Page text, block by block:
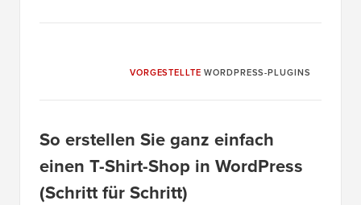
VORGESTELLTE WORDPRESS-PLUGINS
So erstellen Sie ganz einfach
einen T-Shirt-Shop in WordPress
(Schritt für Schritt)